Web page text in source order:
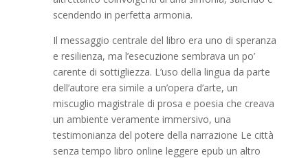
scendendo in perfetta armonia.
Il messaggio centrale del libro era uno di speranza
e resilienza, ma l’esecuzione sembrava un po’
carente di sottigliezza. L’uso della lingua da parte
dell’autore era simile a un’opera d’arte, un
miscuglio magistrale di prosa e poesia che creava
un ambiente veramente immersivo, una
testimonianza del potere della narrazione Le città
senza tempo libro online leggere epub un altro